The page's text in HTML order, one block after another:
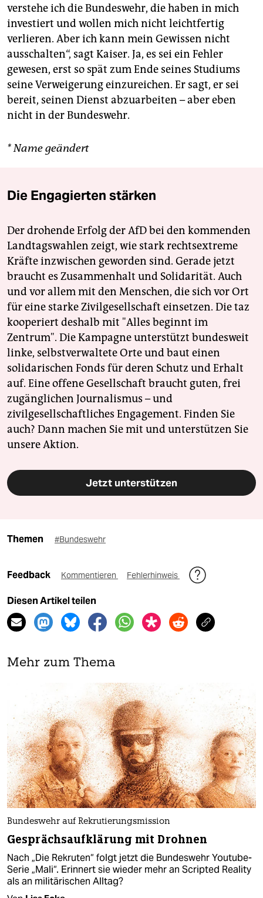
verstehe ich die Bundeswehr, die haben in mich
investiert und wollen mich nicht leichtfertig
verlieren. Aber ich kann mein Gewissen nicht
ausschalten“, sagt Kaiser. Ja, es sei ein Fehler
gewesen, erst so spät zum Ende seines Studiums
seine Verweigerung einzureichen. Er sagt, er sei
bereit, seinen Dienst abzuarbeiten – aber eben
nicht in der Bundeswehr.
* Name geändert
Die Engagierten stärken
Der drohende Erfolg der AfD bei den kommenden
Landtagswahlen zeigt, wie stark rechtsextreme
Kräfte inzwischen geworden sind. Gerade jetzt
braucht es Zusammenhalt und Solidarität. Auch
und vor allem mit den Menschen, die sich vor Ort
für eine starke Zivilgesellschaft einsetzen. Die taz
kooperiert deshalb mit "Alles beginnt im
Zentrum". Die Kampagne unterstützt bundesweit
linke, selbstverwaltete Orte und baut einen
solidarischen Fonds für deren Schutz und Erhalt
auf. Eine offene Gesellschaft braucht guten, frei
zugänglichen Journalismus – und
zivilgesellschaftliches Engagement. Finden Sie
auch? Dann machen Sie mit und unterstützen Sie
unsere Aktion.
Jetzt unterstützen
Themen #Bundeswehr
Feedback Kommentieren Fehlerhinweis
Diesen Artikel teilen
Mehr zum Thema
Bundeswehr auf Rekrutierungsmission
Gesprächsaufklärung mit Drohnen
Nach „Die Rekruten“ folgt jetzt die Bundeswehr Youtube-
Serie „Mali“. Erinnert sie wieder mehr an Scripted Reality
als an militärischen Alltag?